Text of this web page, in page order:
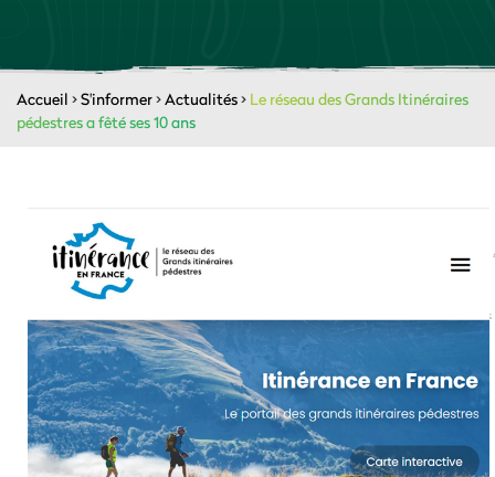
Accueil >S'informer>Actualités> Le réseau des Grands Itinéraires
pédestres a fêté ses 10 ans